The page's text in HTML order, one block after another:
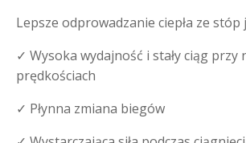
Lepsze odprowadzanie ciepła ze stóp
✓ Wysoka wydajność i stały ciąg przy
prędkościach
✓ Płynna zmiana biegów